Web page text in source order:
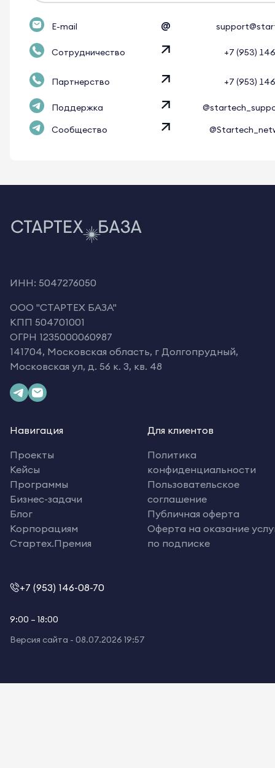
E-mail @
Сотрудничество +7 (953)
Партнерство +7 (953)
Поддержка
Сообщество
ИНН: 5047276050
OOO "СТАРТЕХ БАЗА"
КПП 504701001
ОГРН 1235000060987
141704, Московская область, г Долгопрудный,
Московская ул, д. 56 к. 3, кв. 48
Навигация
Проекты
Кейсы
Программы
Бизнес-задачи
Блог
Корпорациям
Стартех.Премия
Для клиентов
Политика
конфиденциальности
Пользовательское
соглашение
Публичная оферта
Оферта на оказание
по подписке
+7 (953) 146-08-70
9:00 – 18:00
Версия сайта - 08.07.2026 19:57